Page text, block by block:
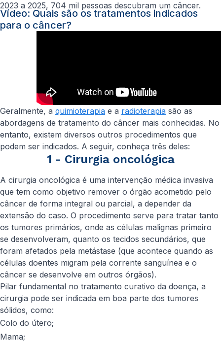
2023 a 2025, 704 mil pessoas descubram um câncer.
Vídeo: Quais são os tratamentos indicados
para o câncer?
Geralmente, a quimioterapia e a radioterapia são as
abordagens de tratamento do câncer mais conhecidas. No
entanto, existem diversos outros procedimentos que
podem ser indicados. A seguir, conheça três deles:
1 - Cirurgia oncológica
A cirurgia oncológica é uma intervenção médica invasiva
que tem como objetivo remover o órgão acometido pelo
câncer de forma integral ou parcial, a depender da
extensão do caso. O procedimento serve para tratar tanto
os tumores primários, onde as células malignas primeiro
se desenvolveram, quanto os tecidos secundários, que
foram afetados pela metástase (que acontece quando as
células doentes migram pela corrente sanguínea e o
câncer se desenvolve em outros órgãos).
Pilar fundamental no tratamento curativo da doença, a
cirurgia pode ser indicada em boa parte dos tumores
sólidos, como:
Colo do útero;
Mama;